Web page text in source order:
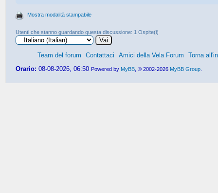
Mostra modalità stampabile
Utenti che stanno guardando questa discussione: 1 Ospite(i)
Team del forum Contattaci Amici della Vela Forum
Torna
Orario: 08-08-2026, 06:50 Powered by MyBB , © 2002-2026 MyBB Group